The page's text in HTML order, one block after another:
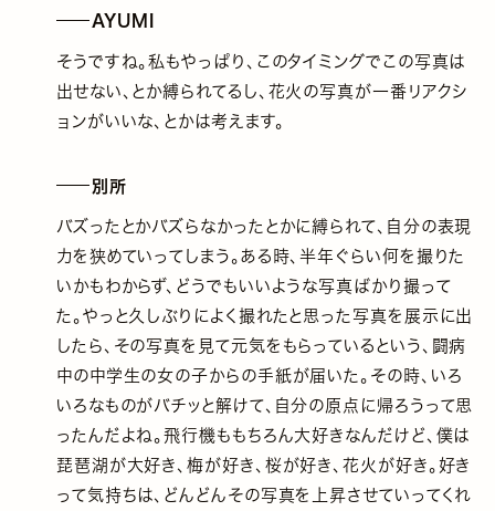
AYUMI
そうですね。私もやっぱり、このタイミングでこの写真は
出せない、とか縛られてるし、花火の写真が一番リアクシ
ョンがいいな、とかは考えます。
別所
バズったとかバズらなかったとかに縛られて、自分の表現
力を狭めていってしまう。ある時、半年ぐらい何を撮りた
いかもわからず、どうでもいいような写真ばかり撮って
た。やっと久しぶりによく撮れたと思った写真を展示に出
したら、その写真を見て元気をもらっているという、闘病
中の中学生の女の子からの手紙が届いた。その時、いろ
いろなものがバチッと解けて、自分の原点に帰ろうって思
ったんだよね。飛行機ももちろん大好きなんだけど、僕は
琵琶湖が大好き、梅が好き、桜が好き、花火が好き。好き
って気持ちは、どんどんその写真を上昇させていってくれ